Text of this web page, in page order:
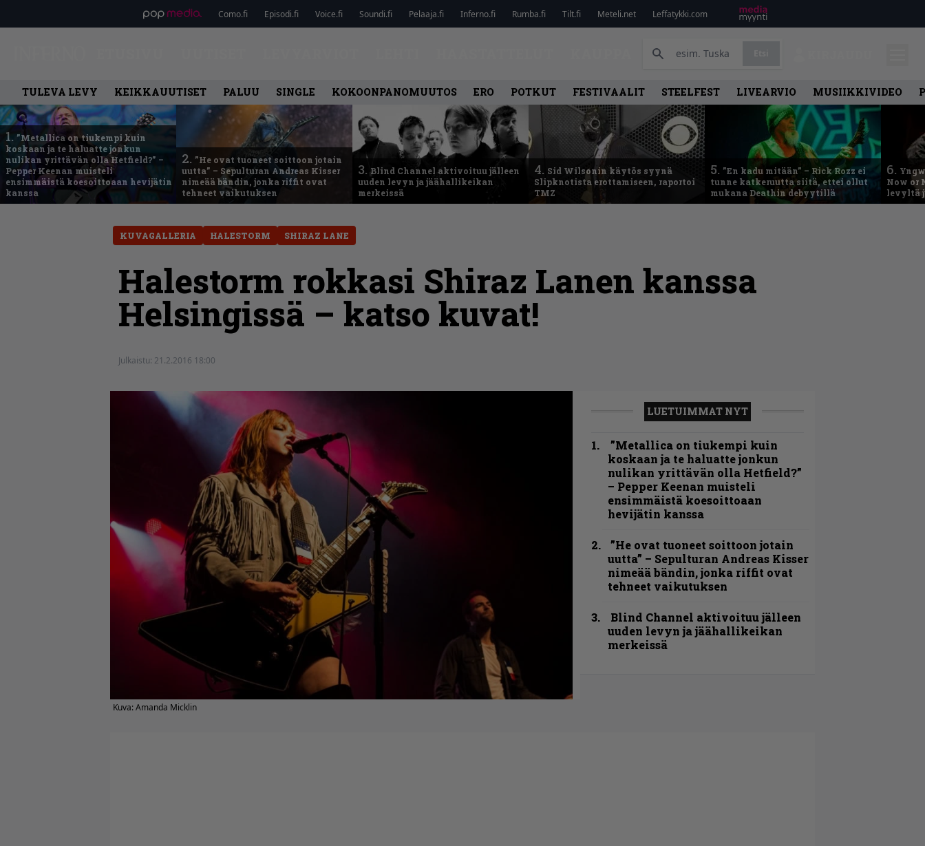
Como.fi Episodi.fi Voice.fi Soundi.fi Pelaaja.fi Inferno.fi Rumba.fi Tilt.fi Meteli.net Leffatykki.com
TULEVA LEVY KEIKKAUUTISET PALUU SINGLE KOKOONPANOMUUTOS ERO POTKUT FESTIVAALIT STEELFEST LIVEARVIO MUSIIKKIVIDEO
1. ”Metallica on tiukempi kuin
koskaan ja te haluatte jonkun
nulikan yrittävän olla Hetfield?” –
Pepper Keenan muisteli
ensimmäistä koesoittoaan hevijätin
kanssa
2. ”He ovat tuoneet soittoon jotain
uutta” – Sepulturan Andreas Kisser
nimeää bändin, jonka riffit ovat
tehneet vaikutuksen
3.Blind Channel aktivoituu jälleen
uuden levyn ja jäähallikeikan
merkeissä
4. Sid Wilsonin käytös syynä
Slipknotista erottamiseen, raportoi
TMZ
5. ”En kadu mitään” – Rick Rozz ei
tunne katkeruutta siitä, ettei ollut
mukana Deathin debyytillä
6.
Now or
levyltä
KUVAGALLERIA HALESTORM SHIRAZ LANE
Halestorm rokkasi Shiraz Lanen kanssa
Helsingissä – katso kuvat!
Julkaistu: 21.2.2016 18:00
Kuva: Amanda Micklin
LUETUIMMAT NYT
”Metallica on tiukempi kuin
koskaan ja te haluatte jonkun
nulikan yrittävän olla Hetfield?”
– Pepper Keenan muisteli
ensimmäistä koesoittoaan
hevijätin kanssa
”He ovat tuoneet soittoon jotain
uutta” – Sepulturan Andreas Kisser
nimeää bändin, jonka riffit ovat
tehneet vaikutuksen
Blind Channel aktivoituu jälleen
uuden levyn ja jäähallikeikan
merkeissä